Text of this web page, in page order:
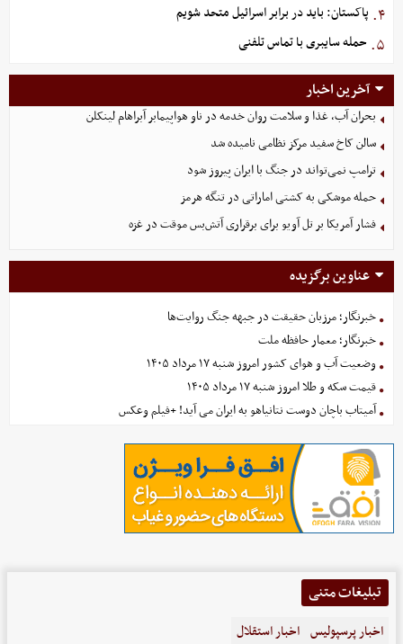
۴. پاکستان: باید در برابر اسرائیل متحد شویم
۵. حمله سایبری با تماس تلفنی
آخرین اخبار
بحران آب، غذا و سلامت روان خدمه در ناو هواپیمابر آبراهام لینکلن
سالن کاخ سفید مرکز نظامی نامیده شد
ترامپ نمی‌تواند در جنگ با ایران پیروز شود
حمله موشکی به کشتی اماراتی در تنگه هرمز
فشار آمریکا بر تل ‌آویو برای برقراری آتش‌بس موقت در غزه
عناوین برگزیده
خبرنگار؛ مرزبان حقیقت در جبهه جنگ روایت‌ها
خبرنگار؛ معمار حافظه ملت
وضعیت آب و هوای کشور امروز شنبه ۱۷ مرداد ۱۴۰۵
قیمت سکه و طلا امروز شنبه ۱۷ مرداد ۱۴۰۵
آمیتاب باچان دوست نتانیاهو به ایران می آید! +فیلم وعکس
تبلیغات متنی
اخبار پرسپولیس اخبار استقلال